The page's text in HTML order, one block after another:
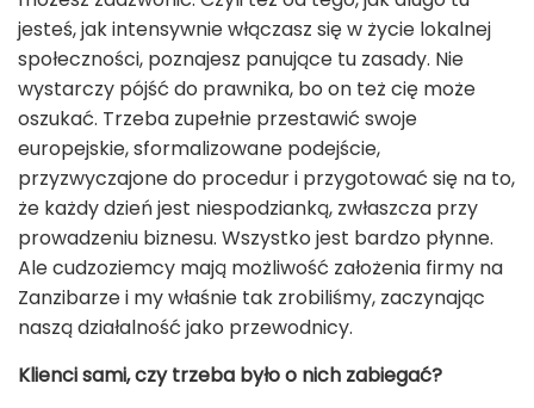
jesteś, jak intensywnie włączasz się w życie lokalnej
społeczności, poznajesz panujące tu zasady. Nie
wystarczy pójść do prawnika, bo on też cię może
oszukać. Trzeba zupełnie przestawić swoje
europejskie, sformalizowane podejście,
przyzwyczajone do procedur i przygotować się na to,
że każdy dzień jest niespodzianką, zwłaszcza przy
prowadzeniu biznesu. Wszystko jest bardzo płynne.
Ale cudzoziemcy mają możliwość założenia firmy na
Zanzibarze i my właśnie tak zrobiliśmy, zaczynając
naszą działalność jako przewodnicy.
Klienci sami, czy trzeba było o nich zabiegać?